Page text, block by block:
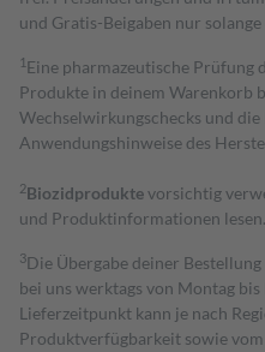
und Gratis-Beigaben nur
1 Eine pharmazeutische Prüfung
Produkte in deinem Warenkorb
Wechselwirkungschecks und
Anwendungshinweise des
2Biozidproduktevorsichtig
und Produktinformationen lesen.
3Die Übergabe deiner
bei uns werktags von Montag
Lieferzeitpunkt kann je nach
Produktverfügbarkeit sowie